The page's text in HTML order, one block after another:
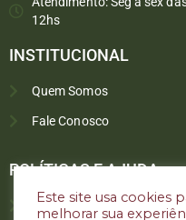
12hs
INSTITUCIONAL
Quem Somos
Fale Conosco
POLÍTICAS E AJUDA
Política de troca e
Este site usa cookies
melhorar sua